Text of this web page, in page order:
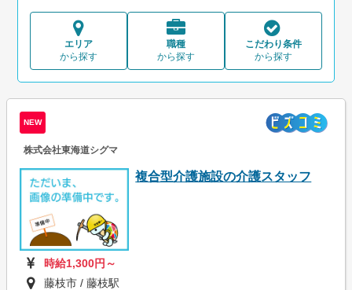
エリア
から探す
職種
から探す
こだわり条件
から探す
NEW
株式会社東海道シグマ
複合型介護施設の介護スタッフ
時給1,300円～
藤枝市 / 藤枝駅